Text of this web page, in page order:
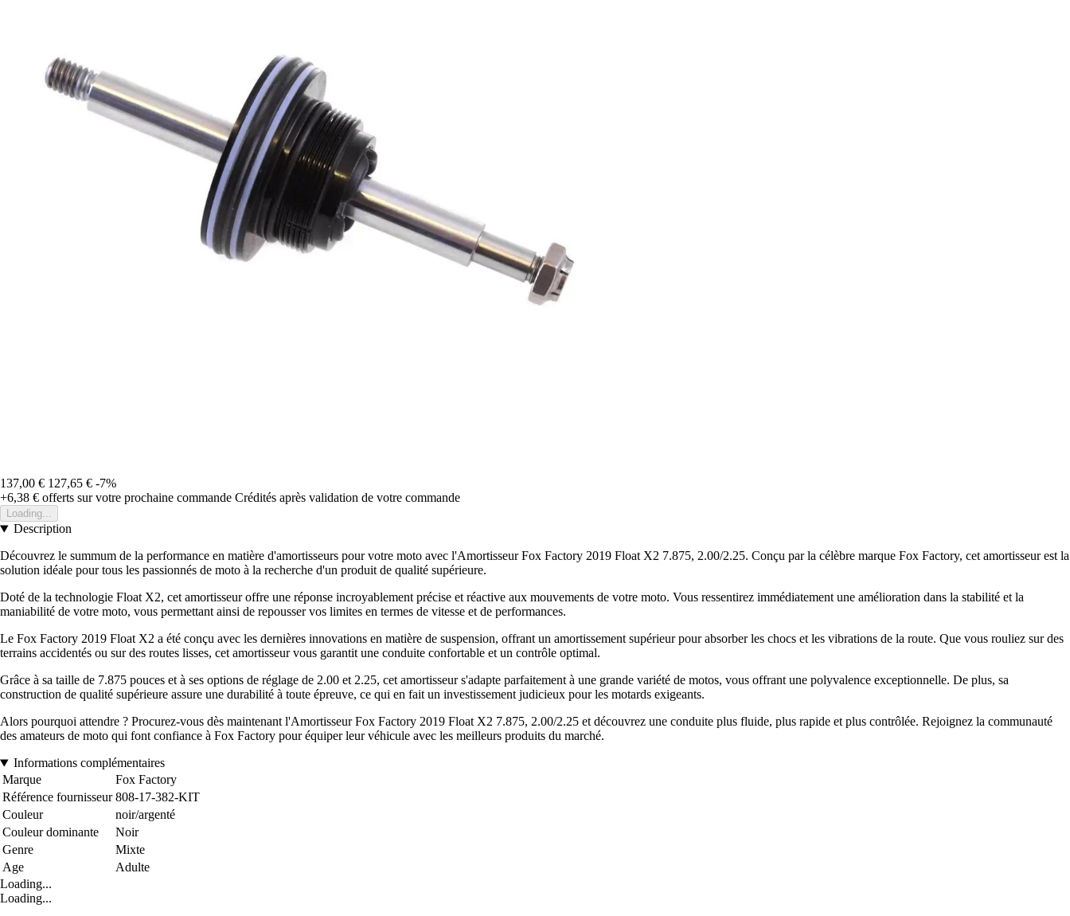
137,00 € 127,65 € -7%
+6,38 € offerts sur votre prochaine commande Crédités après validation de votre commande
Loading...
Description
Découvrez le summum de la performance en matière d'amortisseurs pour votre moto avec l'Amortisseur Fox Factory 2019 Float X2 7.875, 2.00/2.25. Conçu par la célèbre marque Fox Factory, cet amortisseur est la
solution idéale pour tous les passionnés de moto à la recherche d'un produit de qualité supérieure.
Doté de la technologie Float X2, cet amortisseur offre une réponse incroyablement précise et réactive aux mouvements de votre moto. Vous ressentirez immédiatement une amélioration dans la stabilité et la
maniabilité de votre moto, vous permettant ainsi de repousser vos limites en termes de vitesse et de performances.
Le Fox Factory 2019 Float X2 a été conçu avec les dernières innovations en matière de suspension, offrant un amortissement supérieur pour absorber les chocs et les vibrations de la route. Que vous rouliez sur des
terrains accidentés ou sur des routes lisses, cet amortisseur vous garantit une conduite confortable et un contrôle optimal.
Grâce à sa taille de 7.875 pouces et à ses options de réglage de 2.00 et 2.25, cet amortisseur s'adapte parfaitement à une grande variété de motos, vous offrant une polyvalence exceptionnelle. De plus, sa
construction de qualité supérieure assure une durabilité à toute épreuve, ce qui en fait un investissement judicieux pour les motards exigeants.
Alors pourquoi attendre ? Procurez-vous dès maintenant l'Amortisseur Fox Factory 2019 Float X2 7.875, 2.00/2.25 et découvrez une conduite plus fluide, plus rapide et plus contrôlée. Rejoignez la communauté
des amateurs de moto qui font confiance à Fox Factory pour équiper leur véhicule avec les meilleurs produits du marché.
Informations complémentaires
Marque
Fox Factory
Référence fournisseur 808-17-382-KIT
Couleur
noir/argenté
Couleur dominante
Noir
Genre
Mixte
Age
Adulte
Loading...
Loading...